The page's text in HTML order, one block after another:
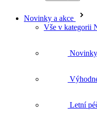
Novinky a akce
Vše v kategorii
Novinky
Letní